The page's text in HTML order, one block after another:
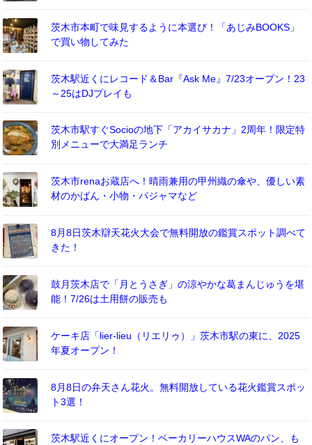
茨木市本町で味見するように本選び！「あじみBOOKS」
で買い物してみた
茨木駅近くにレコード＆Bar『Ask Me』7/23オープン！23
～25はDJプレイも
茨木市駅すぐSocioの地下「アカイサカナ」2周年！限定特
別メニューで大満足ランチ
茨木市renaお蔵店へ！晴雨兼用の甲州織の傘や、優しい素
材のかばん・小物・パジャマなど
8月8日茨木辯天花火大会で無料開放の鑑賞スポット調べて
きた！
鼓月茨木店で「月とうさぎ」の涼やかな葛まんじゅうを堪
能！7/26は土用餅の販売も
ケーキ店「lier-lieu（リエリゥ）」茨木市駅の東に、2025
年夏オープン！
8月8日の弁天さん花火。無料開放している花火鑑賞スポッ
ト3選！
茨木駅近くにオープン！ベーカリーハウスWAのパン、も